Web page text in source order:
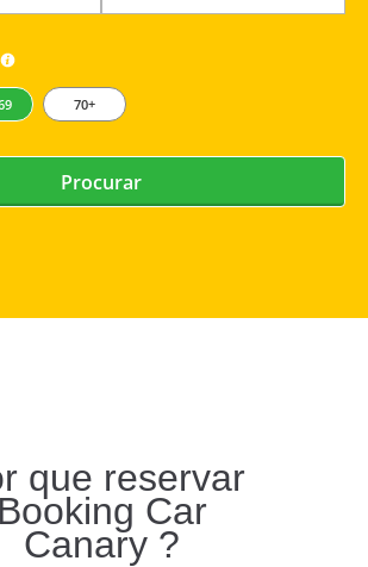
70+
Procurar
que reservar
Booking Car
Canary ?